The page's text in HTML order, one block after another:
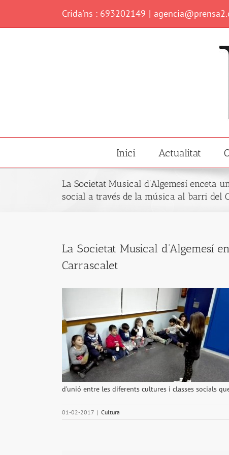
content
Crida'ns : 693202149 |
Inici Actualitat
La Societat Musical d’Algemesí enceta
social a través de la música al barri del
La Societat Musical d’Algemesí
Carrascalet
d’unió entre les diferents cultures i classes socials
01-02-2017 | Cultura